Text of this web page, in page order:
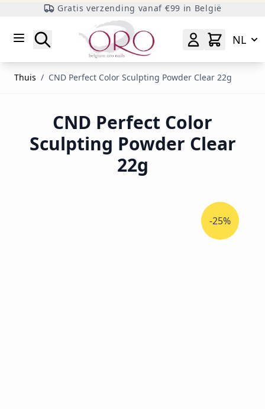
Gratis verzending vanaf €99 in België
Zoeken
NL
Thuis / CND Perfect Color Sculpting Powder Clear 22g
CND Perfect Color
Sculpting Powder Clear
22g
-25%